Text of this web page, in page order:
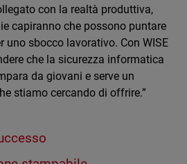
con la realtà produttiva,
capiranno che possono puntare
uno sbocco lavorativo. Con WISE
che la sicurezza informatica
da giovani e serve un
stiamo cercando di offrire.”